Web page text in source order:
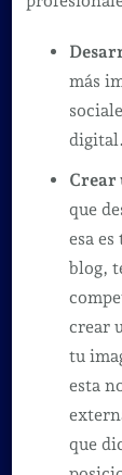
más
Crear
que
esa
blog,
crear
tu
esta
que